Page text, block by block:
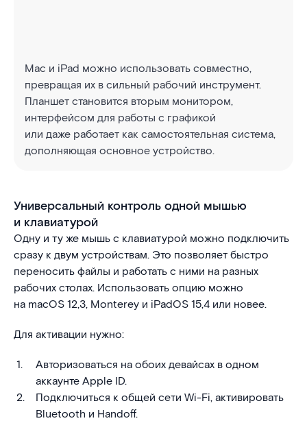
Mac и iPad можно использовать совместно,
превращая их в сильный рабочий инструмент.
Планшет становится вторым монитором,
интерфейсом для работы с графикой
или даже работает как самостоятельная система,
дополняющая основное устройство.
Универсальный контроль одной мышью
и клавиатурой
Одну и ту же мышь с клавиатурой можно подключить
сразу к двум устройствам. Это позволяет быстро
переносить файлы и работать с ними на разных
рабочих столах. Использовать опцию можно
на macOS 12,3, Monterey и iPadOS 15,4 или новее.
Для активации нужно:
Авторизоваться на обоих девайсах в одном
аккаунте Apple ID.
Подключиться к общей сети Wi-Fi, активировать
Bluetooth и Handoff.